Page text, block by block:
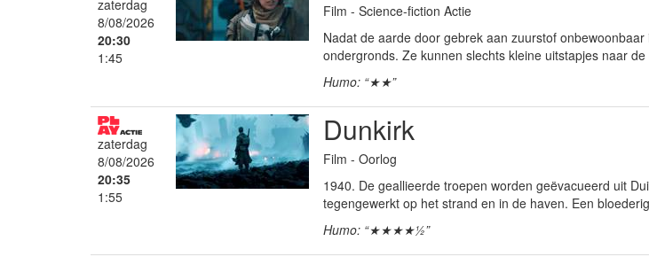
zaterdag
8/08/2026
20:30
1:45
Film - Science-fiction Actie
Nadat de aarde door gebrek aan zuurstof
ondergronds. Ze kunnen slechts kleine uitstapjes naar
Humo: “★★”
zaterdag
8/08/2026
20:35
1:55
Dunkirk
Film - Oorlog
1940. De geallieerde troepen worden geëvacueerd uit
tegengewerkt op het strand en in de haven. Een
Humo: “★★★★½”